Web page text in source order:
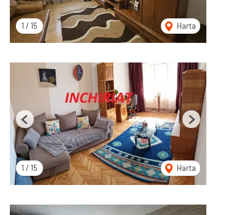
1 / 15 Harta
1 / 15 Harta
Previous Next